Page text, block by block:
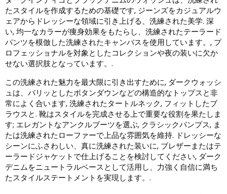
たスタイルを作成するための基礎です, ジーンズをカジュアルウ
ェアからドレッシーな領域に引き上げる、洗練された美学. 深
い, 均一なカラーが痩身効果をもたらし、洗練されたテーラード
パンツを模倣した洗練されたキャンバスを使用しています。, プ
ロフェッショナルを対象としたコレクションや夜の装いに欠か
せない選択肢となっています。.
この洗練された魅力を最大限に引き出すために, ダークウォッシ
ュは、パリッとしたボタンダウンなどの構造的なトップスと非
常によく合います, 洗練されたタートルネック, フィットしたブ
ラウスと. 靴はスタイルを完成させる上で重要な役割を果たしま
す; エレガントなアンクルブーツを選ぶ, クラシックパンプス, ま
たは洗練されたローファーで上品な雰囲気を維持. ドレッシーな
シーンにふさわしい、真に洗練された装いに, ブレザーまたはテ
ーラードジャケットで仕上げることを検討してください, ダーク
デニムをニュートラルベースとして活用し、力強く自信に満ち
たスタイルステートメントを実現します。.